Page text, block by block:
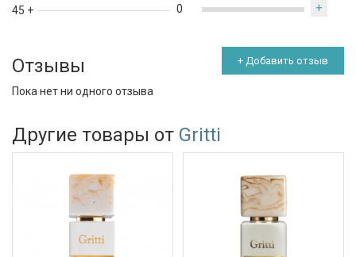
45 + 0 +
Отзывы + Добавить отзыв
Пока нет ни одного отзыва
Другие товары от Gritti